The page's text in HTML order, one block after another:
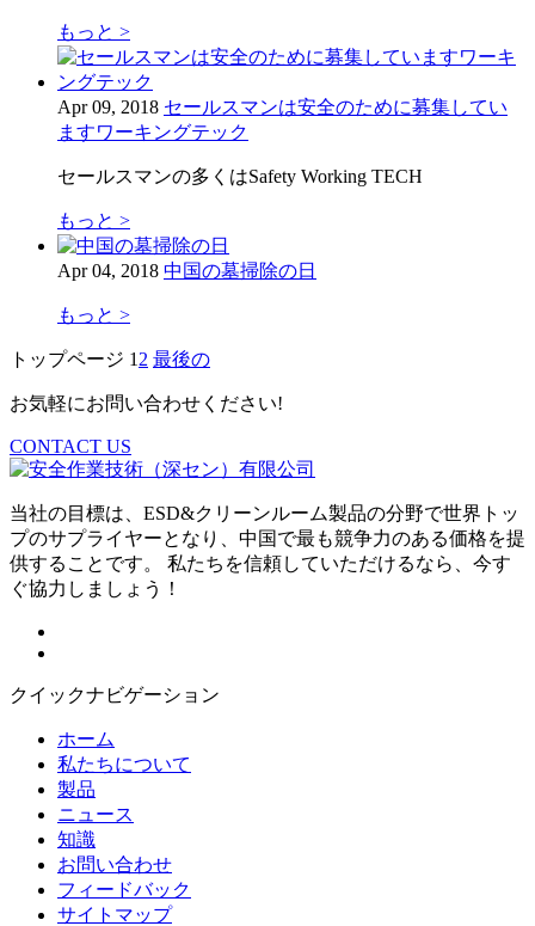
もっと >
Apr 09, 2018 セールスマンは安全のために募集してい
ますワーキングテック
セールスマンの多くはSafety Working TECH
もっと >
Apr 04, 2018 中国の墓掃除の日
もっと >
トップページ 1 2 最後の
お気軽にお問い合わせください!
CONTACT US
当社の目標は、ESD&クリーンルーム製品の分野で世界トッ
プのサプライヤーとなり、中国で最も競争力のある価格を提
供することです。 私たちを信頼していただけるなら、今す
ぐ協力しましょう！
クイックナビゲーション
ホーム
私たちについて
製品
ニュース
知識
お問い合わせ
フィードバック
サイトマップ